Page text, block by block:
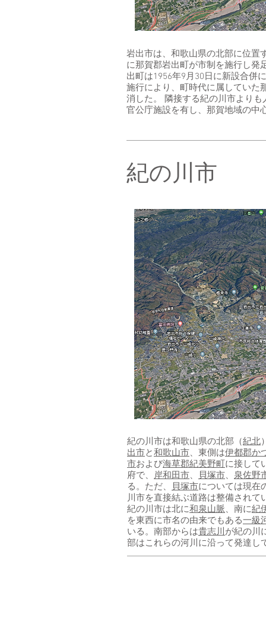
岩出市は、和歌山県の北部に位置
に那賀郡岩出町が市制を施行し発
出町は1956年9月30日に新設合併
施行により、町時代に属していた
消した。 隣接する紀の川市より
官公庁施設を有し、那賀地域の中
紀の川市
紀の川市は和歌山県の北部（紀北
出市と和歌山市、東側は伊都郡か
市および海草郡紀美野町に接して
府で、 岸和田市、 貝塚市、 泉佐野
る。ただ、
貝塚市については現在
川市を直接結ぶ道路は整備されて
紀の川市は北に和泉山脈、南に紀
を東西に市名の由来でもある一級
いる。南部からは貴志川 が紀の川
部はこれらの河川に沿って発達し